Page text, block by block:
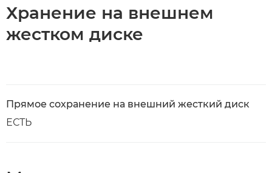
Хранение на внешнем
жестком диске
Прямое сохранение на внешний жесткий диск
ЕСТЬ